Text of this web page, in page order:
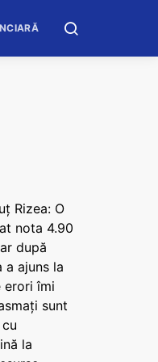
Rizea: O
nota 4.90
după
ajuns la
erori îmi
sunt
la